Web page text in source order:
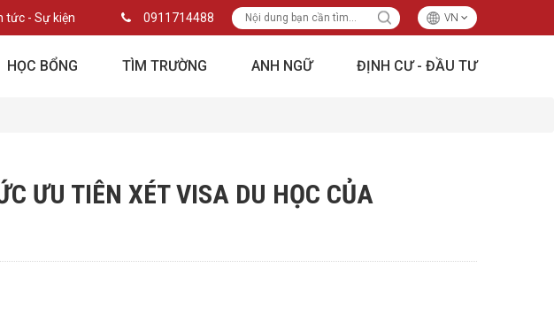
tức - Sự kiện 0911714488 VN
HỌC BỔNG TÌM TRƯỜNG ANH NGỮ ĐỊNH CƯ - ĐẦU TƯ
ƯU TIÊN XÉT VISA DU HỌC CỦA